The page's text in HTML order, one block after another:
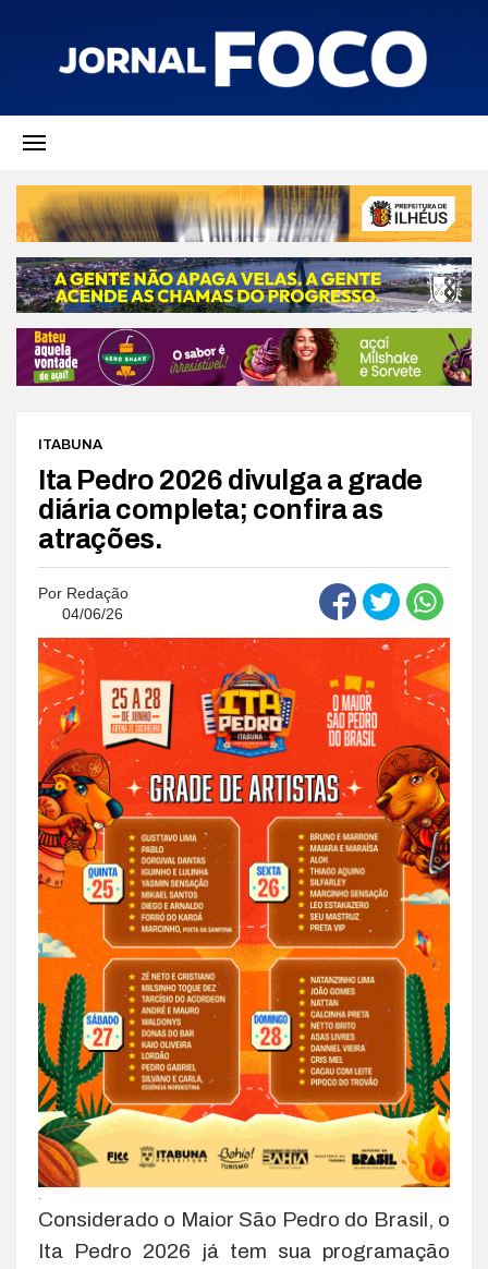
ITABUNA
Ita Pedro 2026 divulga a grade
diária completa; confira as
atrações.
Por Redação
04/06/26
Considerado o Maior São Pedro do Brasil, o
Ita Pedro 2026 já tem sua programação